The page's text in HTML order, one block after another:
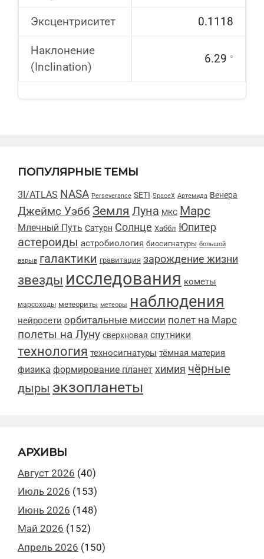
Эксцентриситет 0.1118
Наклонение
(Inclination)
6.29 °
ПОПУЛЯРНЫЕ ТЕМЫ
3I/ATLAS NASA Perseverance SETI SpaceX Артемида Венера
Джеймс Уэбб Земля Луна МКС Марс
Млечный Путь Сатурн Солнце Хаббл Юпитер
астероиды астробиология биосигнатуры большой
взрыв галактики гравитация зарождение жизни
звезды исследования кометы
марсоходы метеориты метеоры наблюдения
нейросети орбитальные миссии полет на Марс
полеты на Луну сверхновая спутники
технология техносигнатуры тёмная материя
физика формирование планет химия чёрные
дыры экзопланеты
АРХИВЫ
Август 2026 (40)
Июль 2026 (153)
Июнь 2026 (148)
Май 2026 (152)
Апрель 2026 (150)